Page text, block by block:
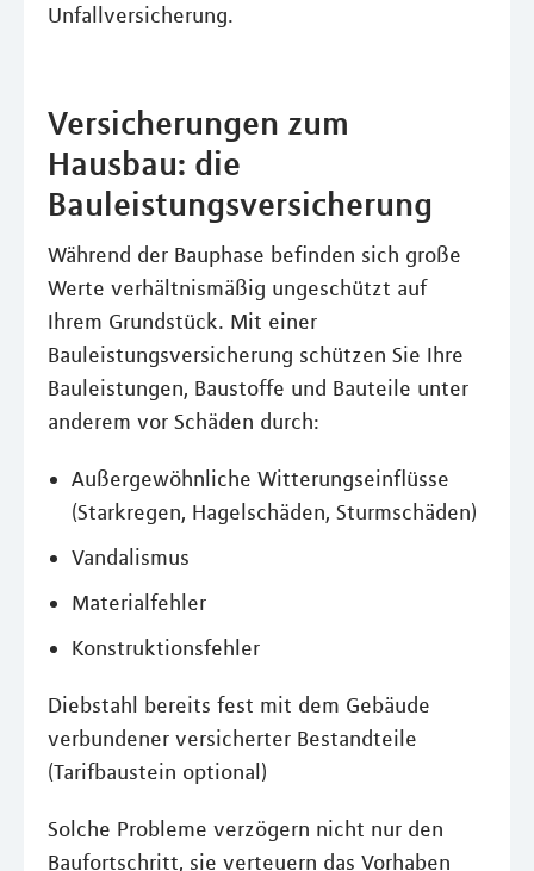
Unfallversicherung.
Versicherungen zum
Hausbau: die
Bauleistungsversicherung
Während der Bauphase befinden sich große
Werte verhältnismäßig ungeschützt auf
Ihrem Grundstück. Mit einer
Bauleistungsversicherung schützen Sie Ihre
Bauleistungen, Baustoffe und Bauteile unter
anderem vor Schäden durch:
Außergewöhnliche Witterungseinflüsse
(Starkregen, Hagelschäden, Sturmschäden)
Vandalismus
Materialfehler
Konstruktionsfehler
Diebstahl bereits fest mit dem Gebäude
verbundener versicherter Bestandteile
(Tarifbaustein optional)
Solche Probleme verzögern nicht nur den
Baufortschritt, sie verteuern das Vorhaben